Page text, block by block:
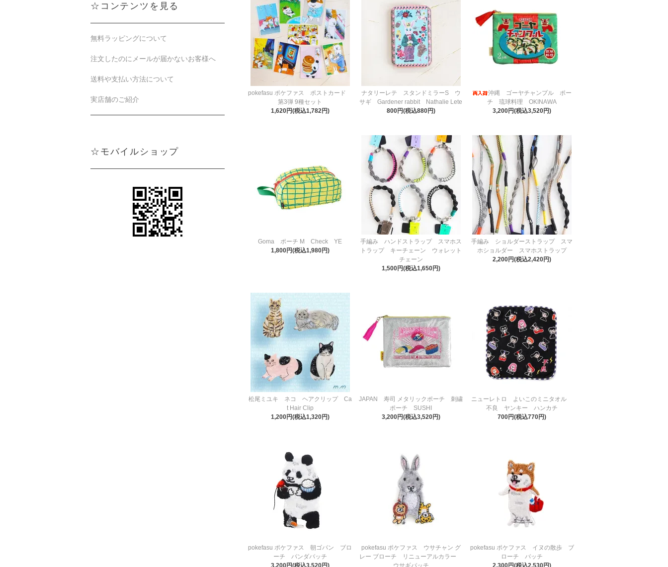
pokefasu ポケファス ポストカード
第3弾 9種セット
1,620円(税込1,782円)
ナタリーレテ スタンドミラーS ウ
サギ Gardener rabbit Nathalie Lete
800円(税込880円)
沖縄 ゴーヤチャンプル ポー
チ 琉球料理 OKINAWA
3,200円(税込3,520円)
Goma ポーチ M Check YE
1,800円(税込1,980円)
手編み ハンドストラップ スマホス
トラップ キーチェーン ウォレット
チェーン
1,500円(税込1,650円)
手編み ショルダーストラップ スマ
ホショルダー スマホストラップ
2,200円(税込2,420円)
松尾ミユキ ネコ ヘアクリップ Ca
t Hair Clip
1,200円(税込1,320円)
JAPAN 寿司 メタリックポーチ 刺繍
ポーチ SUSHI
3,200円(税込3,520円)
ニューレトロ よいこのミニタオル
不良 ヤンキー ハンカチ
700円(税込770円)
pokefasu ポケファス 朝ゴパン ブロ
ーチ パンダバッチ
3,200円(税込3,520円)
pokefasu ポケファス ウサチャン グ
レー ブローチ リニューアルカラー
ウサギバッチ
pokefasu ポケファス イヌの散歩 ブ
ローチ バッチ
2,300円(税込2,530円)
☆コンテンツを見る
無料ラッピングについて
注文したのにメールが届かないお客様へ
送料や支払い方法について
実店舗のご紹介
☆モバイルショップ